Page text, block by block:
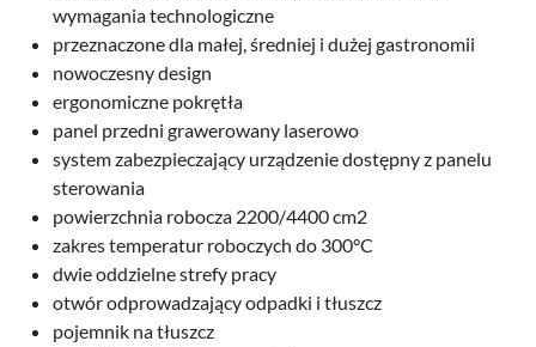
wymagania technologiczne
przeznaczone dla małej, średniej i dużej gastronomii
nowoczesny design
ergonomiczne pokrętła
panel przedni grawerowany laserowo
system zabezpieczający urządzenie dostępny z panelu
sterowania
powierzchnia robocza 2200/4400 cm2
zakres temperatur roboczych do 300°C
dwie oddzielne strefy pracy
otwór odprowadzający odpadki i tłuszcz
pojemnik na tłuszcz